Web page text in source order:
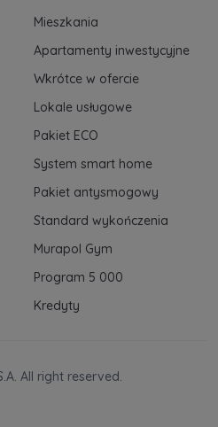
dane, wykorzystujemy
Ci prawa znajdziesz
Mieszkania
Apartamenty inwestycyjne
Wkrótce w ofercie
Lokale usługowe
Pakiet ECO
System smart home
Pakiet antysmogowy
Standard wykończenia
Murapol Gym
Program 5 000
Kredyty
All right reserved.